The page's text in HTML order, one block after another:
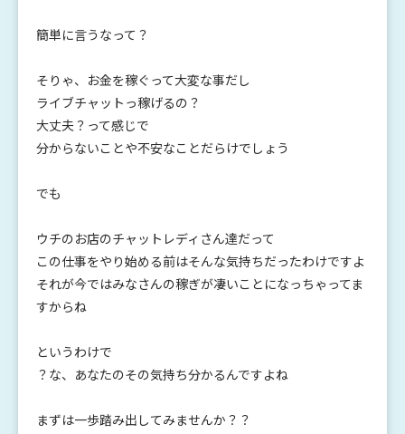
簡単に言うなって？
そりゃ、お金を稼ぐって大変な事だし
ライブチャットっ稼げるの？
大丈夫？って感じで
分からないことや不安なことだらけでしょう
でも
ウチのお店のチャットレディさん達だって
この仕事をやり始める前はそんな気持ちだったわけですよ
それが今ではみなさんの稼ぎが凄いことになっちゃってま
すからね
というわけで
？な、あなたのその気持ち分かるんですよね
まずは一歩踏み出してみませんか？？